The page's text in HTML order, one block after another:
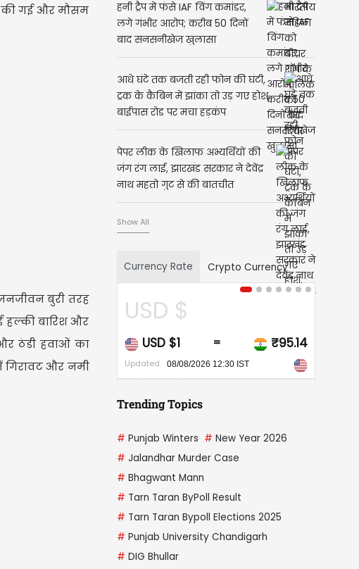
की गई और मौसम
बुरी तरह
हल्की बारिश और
ठंडी हवाओं का
गिरावट और नमी
हनी ट्रैप में फंसे IAF विंग कमांडर,
लगे गंभीर आरोप; करीब 50 दिनों
बाद सनसनीखेज खुलासा
आधे घंटे तक बजती रही फोन की घंटी,
ट्रक के कैबिन में झांका तो उड़ गए होश,
बाईपास रोड पर मचा हड़कंप
पेपर लीक के खिलाफ अभ्यर्थियों की
जंग रंग लाई, झारखंड सरकार ने देवेंद्र
नाथ महतो गुट से की बातचीत
Show All
Currency Rate Crypto Currency
$
USD $1 = ₹95.14
08/08/2026 12:30 IST
CAD $1 =
Updated 08/08/2026 12:30 IST
Trending Topics
# Punjab Winters # New Year 2026
# Jalandhar Murder Case
# Bhagwant Mann
# Tarn Taran ByPoll Result
# Tarn Taran Bypoll Elections 2025
# Punjab University Chandigarh
# DIG Bhullar